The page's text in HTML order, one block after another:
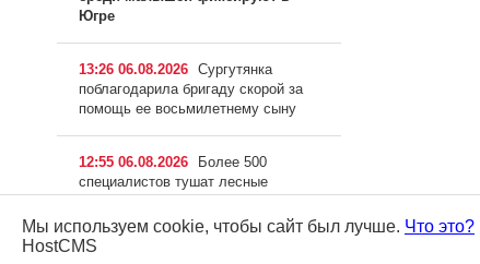
Югре
13:26 06.08.2026 Сургутянка
поблагодарила бригаду скорой за
помощь ее восьмилетнему сыну
12:55 06.08.2026
Более 500
специалистов тушат лесные
12:23 06.08.2026
Мы используем cookie, чтобы сайт был лучше. Что это?
HostCMS